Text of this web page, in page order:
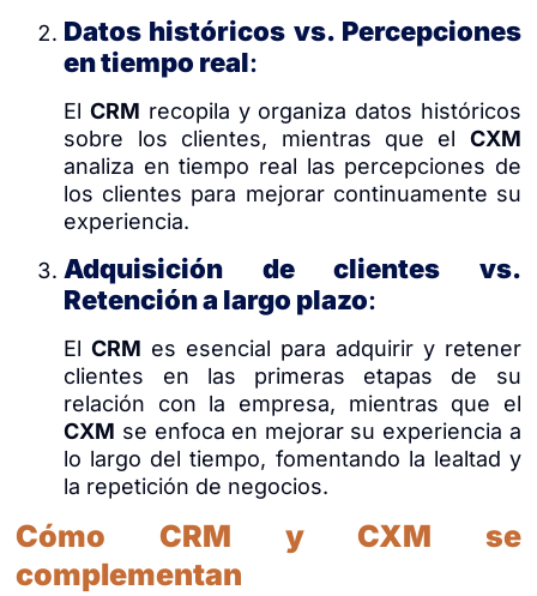
Datos históricos vs. Percepciones
en tiempo real:
ElCRM recopila y organiza datos históricos
sobre los clientes, mientras que el CXM
analiza en tiempo real las percepciones de
los clientes para mejorar continuamente su
experiencia.
Adquisición de clientes vs.
Retención a largo plazo:
ElCRM es esencial para adquirir y retener
clientes en las primeras etapas de su
relación con la empresa, mientras que el
CXM se enfoca en mejorar su experiencia a
lo largo del tiempo, fomentando la lealtad y
la repetición de negocios.
Cómo CRM y CXM se
complementan